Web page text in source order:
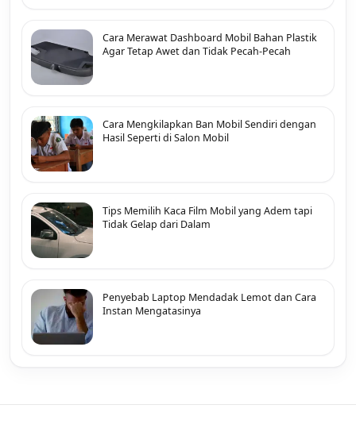
Cara Merawat Dashboard Mobil Bahan Plastik
Agar Tetap Awet dan Tidak Pecah-Pecah
Cara Mengkilapkan Ban Mobil Sendiri dengan
Hasil Seperti di Salon Mobil
Tips Memilih Kaca Film Mobil yang Adem tapi
Tidak Gelap dari Dalam
Penyebab Laptop Mendadak Lemot dan Cara
Instan Mengatasinya